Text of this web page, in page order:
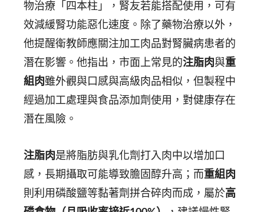
物治療「四本柱」，腎友若能搭配使用，可有
效減緩腎功能惡化速度。除了藥物治療以外，
他提醒衛教師應關注加工肉品對腎臟病患者的
潛在影響。他指出，市面上常見的注脂肉與重
組肉雖外觀與口感與高級肉品相似，但製程中
經過加工處理與食品添加劑使用，對健康存在
潛在風險。
注脂肉 是將脂肪與乳化劑打入肉中以增加口
感，長期攝取可能導致膽固醇升高；而重組肉
則利用磷酸鹽等黏著劑拼合碎肉而成，屬於高